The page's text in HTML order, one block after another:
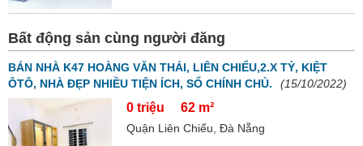
Bất động sản cùng người đăng
BÁN NHÀ K47 HOÀNG VĂN THÁI, LIÊN CHIỂU,2.X TỶ, KIỆT
ÔTÔ, NHÀ ĐẸP NHIỀU TIỆN ÍCH, SỔ CHÍNH CHỦ.
(15/10/2022)
0 triệu 62 m²
Quận Liên Chiểu, Đà Nẵng